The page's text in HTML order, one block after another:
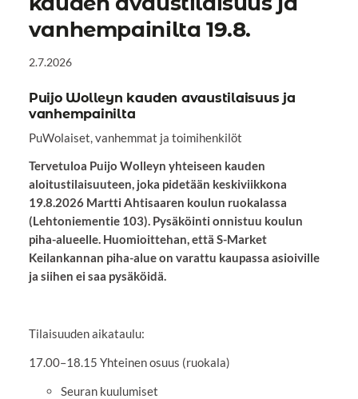
vanhempainilta 19.8.
2.7.2026
Puijo Wolleyn kauden avaustilaisuus ja
vanhempainilta
PuWolaiset, vanhemmat ja toimihenkilöt
Tervetuloa Puijo Wolleyn yhteiseen kauden
aloitustilaisuuteen, joka pidetään keskiviikkona
19.8.2026 Martti Ahtisaaren koulun ruokalassa
(Lehtoniementie 103). Pysäköinti onnistuu koulun
piha-alueelle. Huomioittehan, että S-Market
Keilankannan piha-alue on varattu kaupassa asioiville
ja siihen ei saa pysäköidä.
Tilaisuuden aikataulu:
17.00–18.15 Yhteinen osuus (ruokala)
Seuran kuulumiset